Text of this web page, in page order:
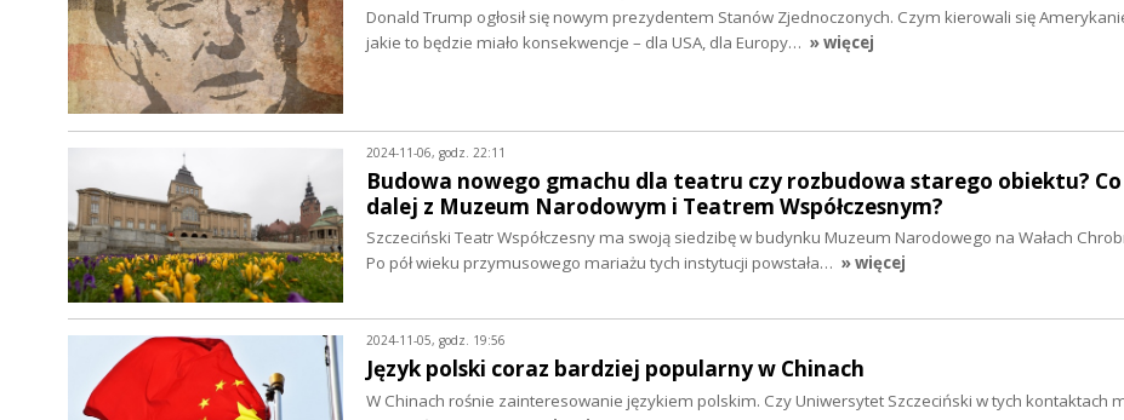
Donald Trump ogłosił się nowym prezydentem Stanów Zjednoczonych. Czym kierowali się
jakie to będzie miało konsekwencje – dla USA, dla Europy… » więcej
2024-11-06, godz. 22:11
Budowa nowego gmachu dla teatru czy rozbudowa starego obiektu? Co
dalej z Muzeum Narodowym i Teatrem Współczesnym?
Szczeciński Teatr Współczesny ma swoją siedzibę w budynku Muzeum Narodowego na Wałach
Po pół wieku przymusowego mariażu tych instytucji powstała… » więcej
2024-11-05, godz. 19:56
Język polski coraz bardziej popularny w Chinach
W Chinach rośnie zainteresowanie językiem polskim. Czy Uniwersytet Szczeciński w tych kontaktach